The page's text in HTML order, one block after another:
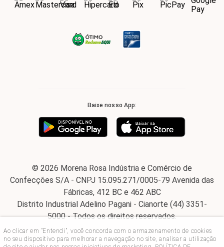
Ao clicar em "Entendi", você concorda com o armazenamento de cookies
no seu dispositivo para melhorar a navegação no site, analisar a utilização
Baixe nosso App:
© 2026 Morena Rosa Indústria e Comércio de
Confecções S/A - CNPJ 15.095.271/0005-79 Avenida das
Fábricas, 412 BC e 462 ABC
Distrito Industrial Adelino Pagani - Cianorte (44) 3351-
5000 - Todos os direitos reservados.